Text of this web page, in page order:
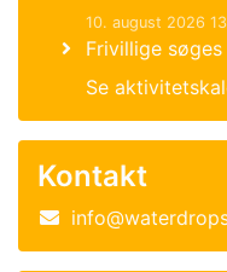
10. august 2026
Frivillige
Se
Kontakt